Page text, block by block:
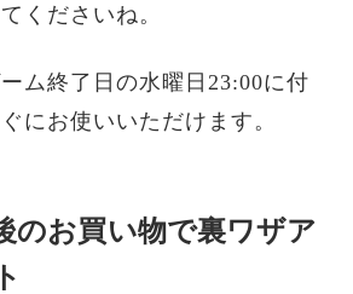
くださいね。
ム終了日の水曜日23:00に付
にお使いいただけます。
のお買い物で裏ワザア